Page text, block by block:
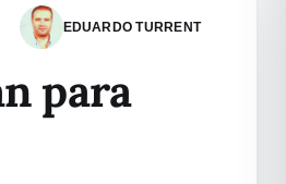
EDUARDO TURRENT
para